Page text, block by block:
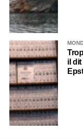
il dit